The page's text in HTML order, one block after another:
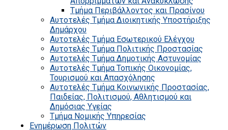
Τμήμα Περιβάλλοντος και Πρασίνου
Αυτοτελές Τμήμα Διοικητικής Υποστήριξης
Δημάρχου
Αυτοτελές Τμήμα Εσωτερικού Ελέγχου
Αυτοτελές Τμήμα Πολιτικής Προστασίας
Αυτοτελές Τμήμα Δημοτικής Αστυνομίας
Αυτοτελές Τμήμα Τοπικής Οικονομίας,
Τουρισμού και Απασχόλησης
Αυτοτελές Τμήμα Κοινωνικής Προστασίας,
Παιδείας, Πολιτισμού, Αθλητισμού και
Δημόσιας Υγείας
Τμήμα Νομικής Υπηρεσίας
Ενημέρωση Πολιτών